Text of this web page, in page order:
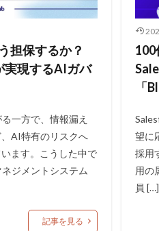
担保するか？
実現するAIガバ
一方で、情報漏え
AI特有のリスクへ
ます。こうした中で
ジメントシステム
記事を見る
100
「
望に
採用
用の
員 […]